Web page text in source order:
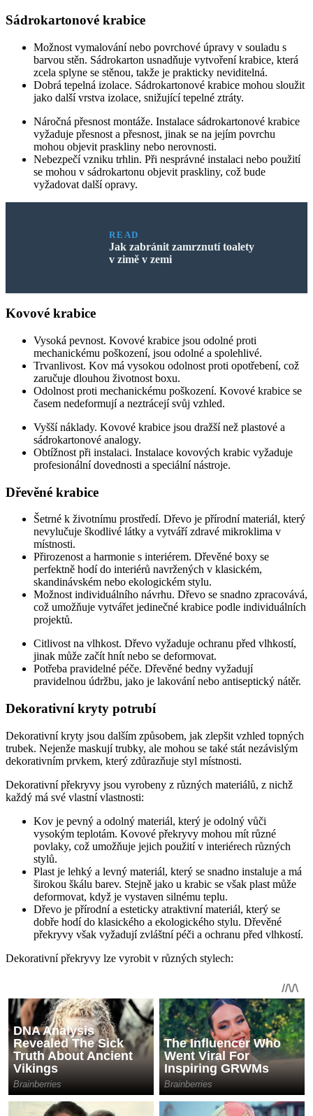
Sádrokartonové krabice
Možnost vymalování nebo povrchové úpravy v souladu s
barvou stěn. Sádrokarton usnadňuje vytvoření krabice, která
zcela splyne se stěnou, takže je prakticky neviditelná.
Dobrá tepelná izolace. Sádrokartonové krabice mohou sloužit
jako další vrstva izolace, snižující tepelné ztráty.
Náročná přesnost montáže. Instalace sádrokartonové krabice
vyžaduje přesnost a přesnost, jinak se na jejím povrchu
mohou objevit praskliny nebo nerovnosti.
Nebezpečí vzniku trhlin. Při nesprávné instalaci nebo použití
se mohou v sádrokartonu objevit praskliny, což bude
vyžadovat další opravy.
READ
Jak zabránit zamrznutí toalety
v zimě v zemi
Kovové krabice
Vysoká pevnost. Kovové krabice jsou odolné proti
mechanickému poškození, jsou odolné a spolehlivé.
Trvanlivost. Kov má vysokou odolnost proti opotřebení, což
zaručuje dlouhou životnost boxu.
Odolnost proti mechanickému poškození. Kovové krabice se
časem nedeformují a neztrácejí svůj vzhled.
Vyšší náklady. Kovové krabice jsou dražší než plastové a
sádrokartonové analogy.
Obtížnost při instalaci. Instalace kovových krabic vyžaduje
profesionální dovednosti a speciální nástroje.
Dřevěné krabice
Šetrné k životnímu prostředí. Dřevo je přírodní materiál, který
nevylučuje škodlivé látky a vytváří zdravé mikroklima v
místnosti.
Přirozenost a harmonie s interiérem. Dřevěné boxy se
perfektně hodí do interiérů navržených v klasickém,
skandinávském nebo ekologickém stylu.
Možnost individuálního návrhu. Dřevo se snadno zpracovává,
což umožňuje vytvářet jedinečné krabice podle individuálních
projektů.
Citlivost na vlhkost. Dřevo vyžaduje ochranu před vlhkostí,
jinak může začít hnít nebo se deformovat.
Potřeba pravidelné péče. Dřevěné bedny vyžadují
pravidelnou údržbu, jako je lakování nebo antiseptický nátěr.
Dekorativní kryty potrubí
Dekorativní kryty jsou dalším způsobem, jak zlepšit vzhled topných
trubek. Nejenže maskují trubky, ale mohou se také stát nezávislým
dekorativním prvkem, který zdůrazňuje styl místnosti.
Dekorativní překryvy jsou vyrobeny z různých materiálů, z nichž
každý má své vlastní vlastnosti:
Kov je pevný a odolný materiál, který je odolný vůči
vysokým teplotám. Kovové překryvy mohou mít různé
povlaky, což umožňuje jejich použití v interiérech různých
stylů.
Plast je lehký a levný materiál, který se snadno instaluje a má
širokou škálu barev. Stejně jako u krabic se však plast může
deformovat, když je vystaven silnému teplu.
Dřevo je přírodní a esteticky atraktivní materiál, který se
dobře hodí do klasického a ekologického stylu. Dřevěné
překryvy však vyžadují zvláštní péči a ochranu před vlhkostí.
Dekorativní překryvy lze vyrobit v různých stylech: